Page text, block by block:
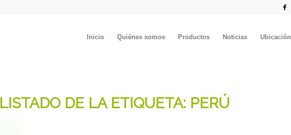
Inicio Quiénes somos Productos Noticias Ubicación
LISTADO DE LA ETIQUETA: PERÚ